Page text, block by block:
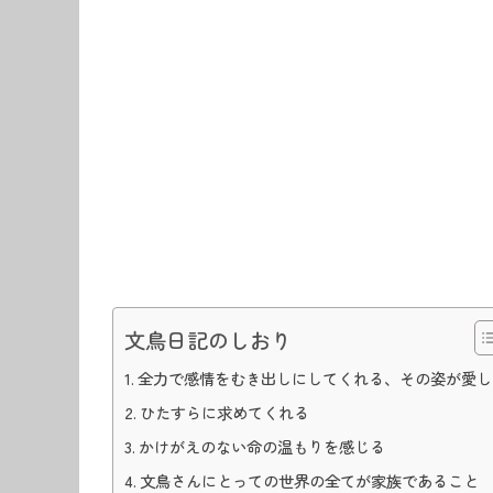
文鳥日記のしおり
全力で感情をむき出しにしてくれる、その姿が愛
ひたすらに求めてくれる
かけがえのない命の温もりを感じる
文鳥さんにとっての世界の全てが家族であること